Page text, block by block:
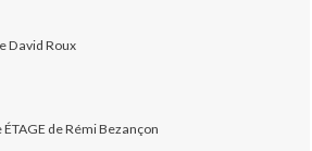
David Roux
ÉTAGE de Rémi Bezançon